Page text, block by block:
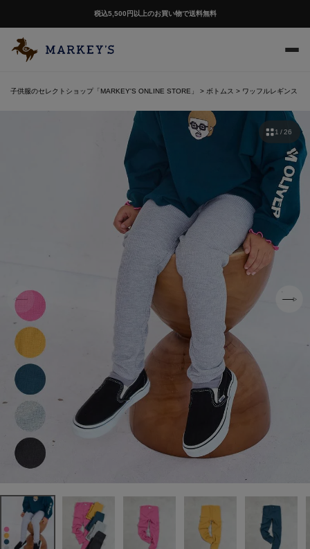
税込5,500円以上のお買い物で送料無料
子供服のセレクトショップ「MARKEY'S ONLINE STORE」 ボトムス ワッフルレギンス
1 / 26